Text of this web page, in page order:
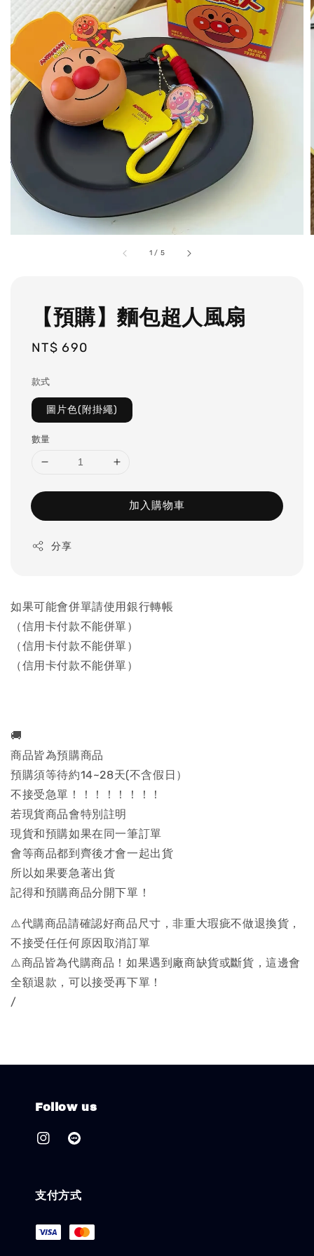
1 / 5
【預購】麵包超人風扇
Regular
NT$ 690
款式
圖片色(附掛繩)
數量
加入購物車
分享
如果可能會併單請使用銀行轉帳
（信用卡付款不能併單）
（信用卡付款不能併單）
（信用卡付款不能併單）
🚚
商品皆為預購商品
預購須等待約14~28天(不含假日）
不接受急單！！！！！！！！
若現貨商品會特別註明
現貨和預購如果在同一筆訂單
會等商品都到齊後才會一起出貨
所以如果要急著出貨
記得和預購商品分開下單！
⚠️代購商品請確認好商品尺寸，非重大瑕疵不做退換貨，
不接受任任何原因取消訂單
⚠️商品皆為代購商品！如果遇到廠商缺貨或斷貨，這邊會
全額退款，可以接受再下單！
/
Follow us
支付方式